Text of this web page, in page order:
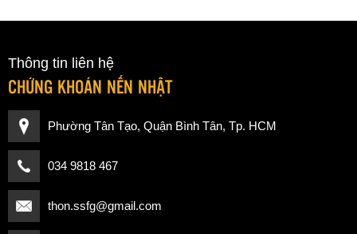
Thông tin liên hệ
CHỨNG KHOÁN NẾN NHẬT
Phường Tân Tạo, Quận Bình Tân, Tp. HCM
034 9818 467
thon.ssfg@gmail.com